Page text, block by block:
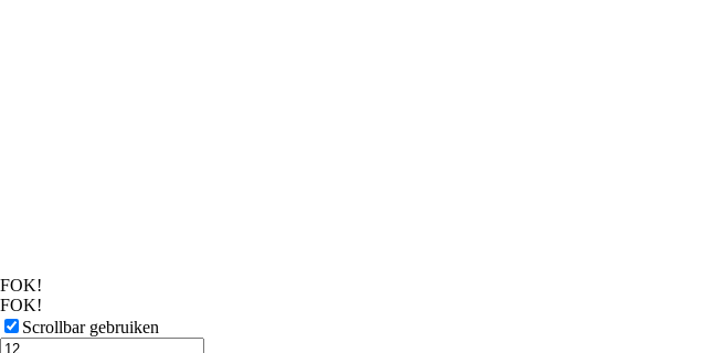
FOK!
FOK!
Scrollbar gebruiken